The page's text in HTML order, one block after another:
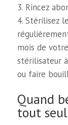
Rincez
Stérilisez
mois de
stérilisateur
ou faire
Quand
tout